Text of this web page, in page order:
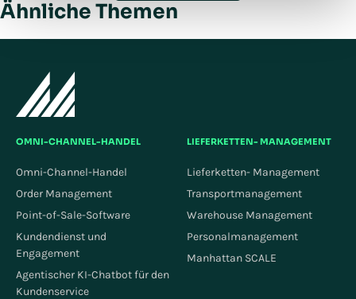
Ähnliche Themen
OMNI-CHANNEL-HANDEL
Omni-Channel-Handel
Order Management
Point-of-Sale-Software
Kundendienst und
Engagement
Agentischer KI-Chatbot für den
Kundenservice
LIEFERKETTEN- MANAGEMENT
Lieferketten- Management
Transportmanagement
Warehouse Management
Personalmanagement
Manhattan SCALE